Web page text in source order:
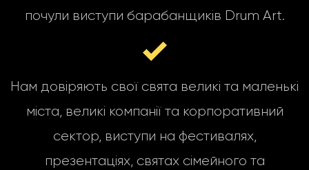
почули виступи барабанщиків Drum Art.
Нам довіряють свої свята великі та маленькі
міста, великі компанії та корпоративний
сектор, виступи на фестивалях,
презентаціях, святах сімейного та